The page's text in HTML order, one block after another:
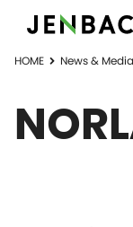
HOME News & Media